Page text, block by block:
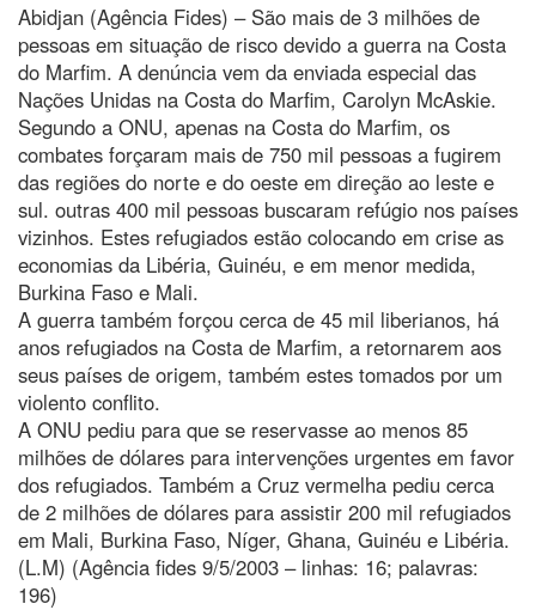
Abidjan (Agência Fides) – São mais de 3 milhões de
pessoas em situação de risco devido a guerra na Costa
do Marfim. A denúncia vem da enviada especial das
Nações Unidas na Costa do Marfim, Carolyn McAskie.
Segundo a ONU, apenas na Costa do Marfim, os
combates forçaram mais de 750 mil pessoas a fugirem
das regiões do norte e do oeste em direção ao leste e
sul. outras 400 mil pessoas buscaram refúgio nos países
vizinhos. Estes refugiados estão colocando em crise as
economias da Libéria, Guinéu, e em menor medida,
Burkina Faso e Mali.
A guerra também forçou cerca de 45 mil liberianos, há
anos refugiados na Costa de Marfim, a retornarem aos
seus países de origem, também estes tomados por um
violento conflito.
A ONU pediu para que se reservasse ao menos 85
milhões de dólares para intervenções urgentes em favor
dos refugiados. Também a Cruz vermelha pediu cerca
de 2 milhões de dólares para assistir 200 mil refugiados
em Mali, Burkina Faso, Níger, Ghana, Guinéu e Libéria.
(L.M) (Agência fides 9/5/2003 – linhas: 16; palavras:
196)